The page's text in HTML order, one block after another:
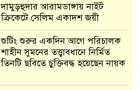
দামুড়হুদার আরামডাঙ্গায় নাইট
ক্রিকেটে সেলিম একাদশ জয়ী
শুটিং শুরুর একদিন আগে পরিচালক
শাহীন সুমনের তত্ত্বাবধানে নির্মিত
তিনটি ছবিতে চুক্তিবদ্ধ হয়েছেন নায়ক